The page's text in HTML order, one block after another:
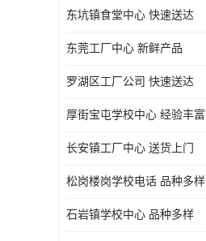
东坑镇食堂中心 快速送达
东莞工厂中心 新鲜产品
罗湖区工厂公司 快速送达
厚街宝屯学校中心 经验丰富
长安镇工厂中心 送货上门
松岗楼岗学校电话 品种多样
石岩镇学校中心 品种多样